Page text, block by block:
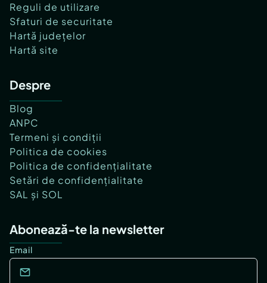
Reguli de utilizare
Sfaturi de securitate
Hartă județelor
Hartă site
Despre
Blog
ANPC
Termeni și condiții
Politica de cookies
Politica de confidențialitate
Setări de confidențialitate
SAL și SOL
Abonează-te la newsletter
Email